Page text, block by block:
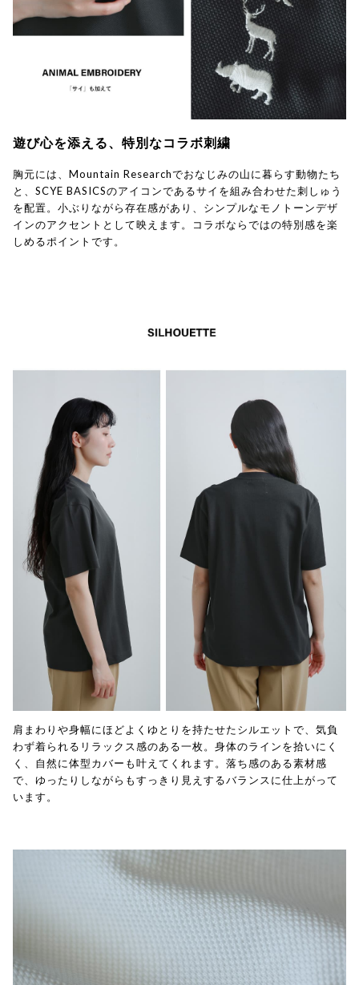
遊び心を添える、特別なコラボ刺繍
胸元には、Mountain Researchでおなじみの山に暮らす動物たち
と、SCYE BASICSのアイコンであるサイを組み合わせた刺しゅう
を配置。小ぶりながら存在感があり、シンプルなモノトーンデザ
インのアクセントとして映えます。コラボならではの特別感を楽
しめるポイントです。
肩まわりや身幅にほどよくゆとりを持たせたシルエットで、気負
わず着られるリラックス感のある一枚。身体のラインを拾いにく
く、自然に体型カバーも叶えてくれます。落ち感のある素材感
で、ゆったりしながらもすっきり見えするバランスに仕上がって
います。